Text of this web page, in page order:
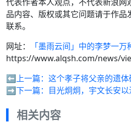
品内容、版权或其它问题请于作品
联系。
网址：
「墨雨云间」中的李梦一
https://www.alqsh.com/news/
⬅️上一篇： 这个孝子将父亲的遗
➡️下一篇： 目光炯炯，宇文长安
相关内容